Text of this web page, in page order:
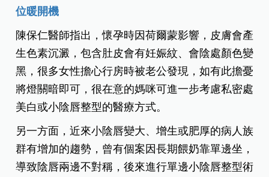
位暖開機
陳保仁醫師指出，懷孕時因荷爾蒙影響，皮膚會產
生色素沉澱，包含肚皮會有妊娠紋、會陰處顏色變
黑，很多女性擔心行房時被老公發現，如有此擔憂
將燈關暗即可，很在意的媽咪可進一步考慮私密處
美白或小陰唇整型的醫療方式。
另一方面，近來小陰唇變大、增生或肥厚的病人族
群有增加的趨勢，曾有個案因長期餵奶靠單邊坐，
導致陰唇兩邊不對稱，後來進行單邊小陰唇整型術